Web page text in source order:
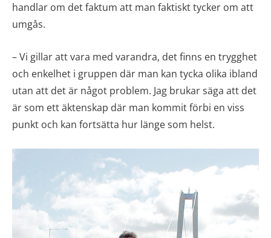
handlar om det faktum att man faktiskt tycker om att
umgås.
– Vi gillar att vara med varandra, det finns en trygghet
och enkelhet i gruppen där man kan tycka olika ibland
utan att det är något problem. Jag brukar säga att det
är som ett äktenskap där man kommit förbi en viss
punkt och kan fortsätta hur länge som helst.